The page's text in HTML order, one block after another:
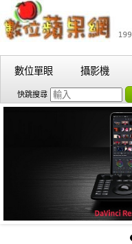
數位單眼 攝影機
快跳搜尋